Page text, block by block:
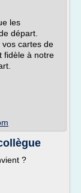
les
départ.
vos cartes de
fidèle à notre
?